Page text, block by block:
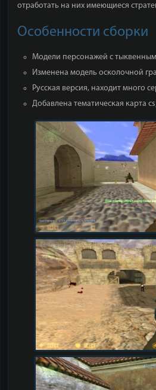
отработать на них имеющиеся
Особенности сборки
Модели персонажей с
Изменена модель осколочной
Русская версия, находит много
Добавлена тематическая карта